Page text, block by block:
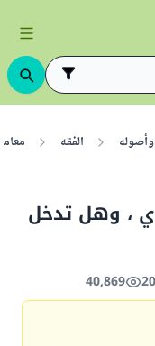
الفقه
، وهل تدخل
40,869